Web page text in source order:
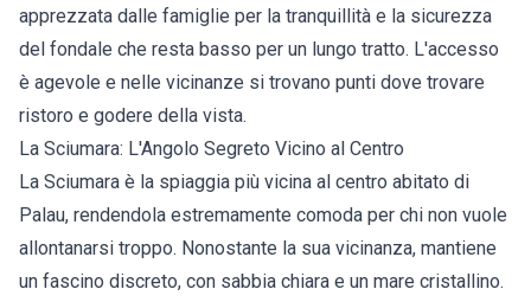
apprezzata dalle famiglie per la tranquillità e la sicurezza
del fondale che resta basso per un lungo tratto. L'accesso
è agevole e nelle vicinanze si trovano punti dove trovare
ristoro e godere della vista.
La Sciumara: L'Angolo Segreto Vicino al Centro
La Sciumara è la spiaggia più vicina al centro abitato di
Palau, rendendola estremamente comoda per chi non vuole
allontanarsi troppo. Nonostante la sua vicinanza, mantiene
un fascino discreto, con sabbia chiara e un mare cristallino.